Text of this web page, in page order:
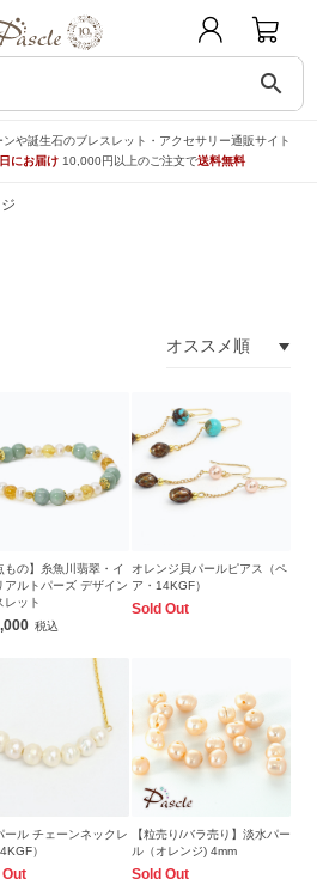
search
や誕生石のブレスレット・アクセサリー通販サイト
にお届け 10,000円以上のご注文で送料無料
もの】糸魚川翡翠・イ
アルトパーズ デザイン
レット
オレンジ貝パールピアス（ペ
ア・14KGF）
Sold Out
ール チェーンネックレ
）
Out
【粒売り/バラ売り】淡水パー
ル（オレンジ) 4mm
Sold Out